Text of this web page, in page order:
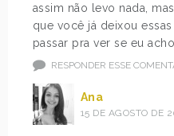
assim não levo nada,
que você já deixou
passar pra ver se eu
RESPONDER ESSE
Ana
15 DE AGOSTO DE